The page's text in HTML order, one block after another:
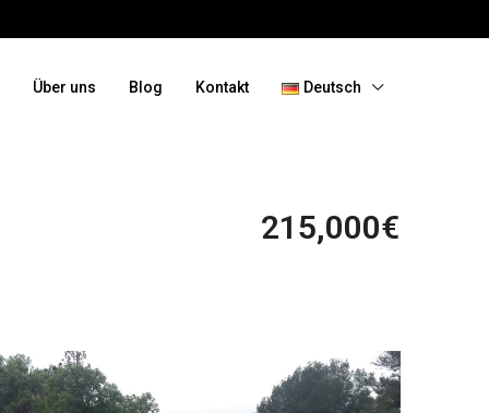
Über uns Blog Kontakt Deutsch
215,000€